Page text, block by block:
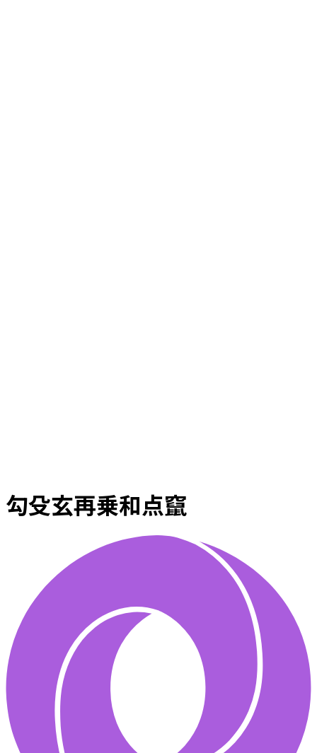
勾殳玄再乗和点竄